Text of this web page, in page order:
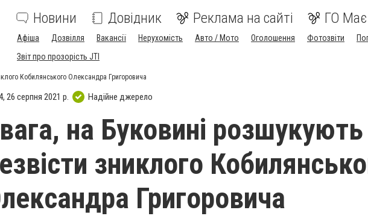
Новини Довідник Реклама на сайті ГО
Афіша Дозвілля Вакансії Нерухомість Авто / Мото Оголошення Фотозвіти
Звіт про прозорість JTI
Кобилянського Олександра Григоровича
26 серпня 2021 р. Надійне джерело
на Буковині розшукують
зниклого
Григоровича